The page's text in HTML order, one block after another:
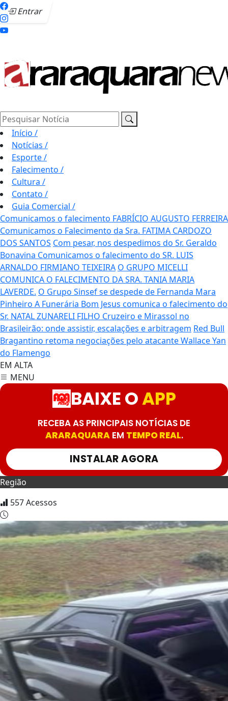
Entrar
Pesquisar Notícia
Início /
Notícias /
Esporte/
Falecimento /
Cultura /
Contato /
Guia Comercial /
Comunicamos o falecimento FABRÍCIO AUGUSTO FERREIRA
Comunicamos o Falecimento da Sra. FATIMA CARDOZO
DOS SANTOS Com pesar, nos despedimos do Sr. Geraldo
Bonavina Comunicamos o falecimento do SR. LUIS
ARNALDO FIRMIANO TEIXEIRA O GRUPO MICELLI
COMUNICA O FALECIMENTO DA SRA. TANIA MARIA
LAVERDE. O Grupo Sinsef se despede de Fernanda Mara
Pinheiro A Funerária Bom Jesus comunica o falecimento do
Sr. NATAL ZUNARELI FILHO Cruzeiro e Mirassol no
Brasileirão: onde assistir, escalações e arbitragem Red Bull
Bragantino retoma negociações pelo atacante Wallace Yan
do Flamengo
EM ALTA
MENU
BAIXE OAPP
RECEBA AS PRINCIPAIS NOTÍCIAS DE
ARARAQUARAEM TEMPO REAL.
INSTALAR AGORA
Região
557Acessos